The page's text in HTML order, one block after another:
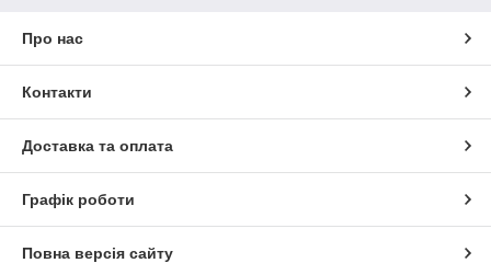
Про нас
Контакти
Доставка та оплата
Графік роботи
Повна версія сайту